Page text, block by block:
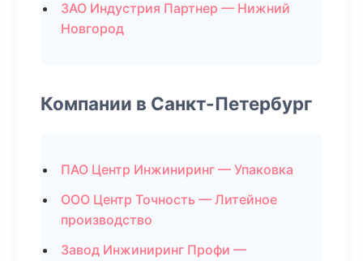
ЗАО Индустрия Партнер — Нижний
Новгород
Компании в Санкт-Петербург
ПАО Центр Инжиниринг — Упаковка
ООО Центр Точность — Литейное
производство
Завод Инжиниринг Профи —